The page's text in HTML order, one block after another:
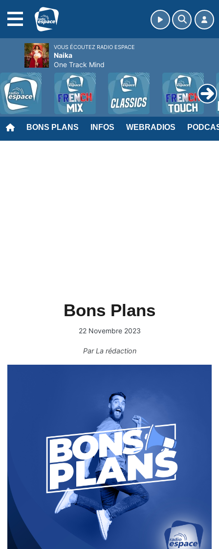
BONS PLANS INFOS WEBRADIOS
Bons Plans
22 Novembre 2023
ParLa rédaction
VOUS ÉCOUTEZ RADIO ESPACE
Naika
One Track Mind